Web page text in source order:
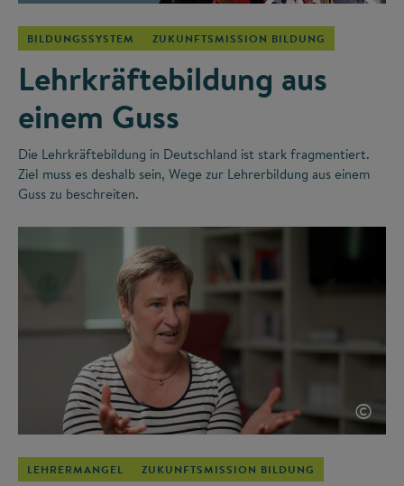
BILDUNGSSYSTEM ZUKUNFTSMISSION BILDUNG
Lehrkräftebildung aus
einem Guss
Die Lehrkräftebildung in Deutschland ist stark fragmentiert.
Ziel muss es deshalb sein, Wege zur Lehrerbildung aus einem
Guss zu beschreiten.
©
LEHRERMANGEL ZUKUNFTSMISSION BILDUNG